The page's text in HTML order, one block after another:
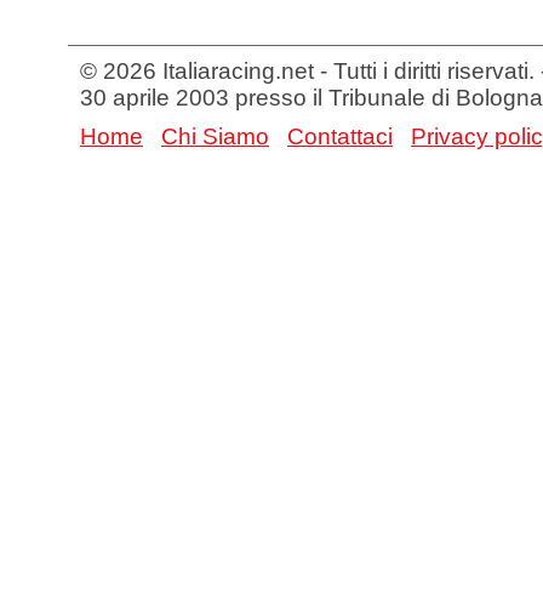
© 2026 Italiaracing.net - Tutti i diritti
30 aprile 2003 presso il Tribunale di Bologna
Home
Chi Siamo Contattaci Privacy